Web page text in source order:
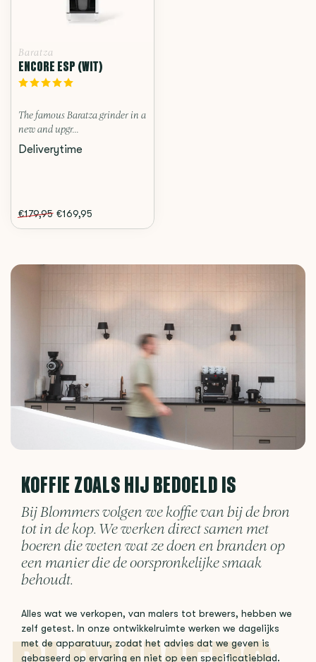
Baratza
ENCORE ESP (WIT)
The famous Baratza grinder in a
new and upgr...
Deliverytime
€179,95 €169,95
KOFFIE ZOALS HIJ BEDOELD IS
Bij Blommers volgen we koffie van bij de bron
tot in de kop. We werken direct samen met
boeren die weten wat ze doen en branden op
een manier die de oorspronkelijke smaak
behoudt.
Alles wat we verkopen, van malers tot brewers, hebben we
zelf getest. In onze ontwikkelruimte werken we dagelijks
met de apparatuur, zodat het advies dat we geven is
gebaseerd op ervaring en niet op een specificatieblad.